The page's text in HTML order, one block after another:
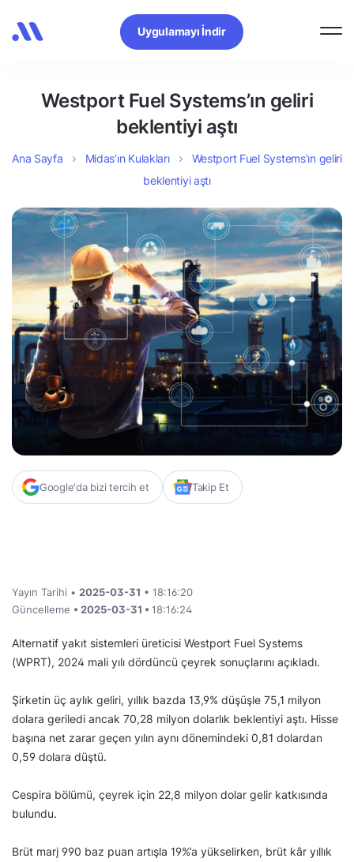
Uygulamayı İndir
Westport Fuel Systems’ın geliri
beklentiyi aştı
Ana Sayfa Midas’ın Kulakları
Westport Fuel Systems’ın geliri
beklentiyi aştı
Google'da bizi tercih et Takip Et
Yayın Tarihi • 2025-03-31 • 18:16:20
Güncelleme • 2025-03-31 • 18:16:24
Alternatif yakıt sistemleri üreticisi Westport Fuel Systems
(WPRT), 2024 mali yılı dördüncü çeyrek sonuçlarını açıkladı.
Şirketin üç aylık geliri, yıllık bazda 13,9% düşüşle 75,1 milyon
dolara geriledi ancak 70,28 milyon dolarlık beklentiyi aştı. Hisse
başına net zarar geçen yılın aynı dönemindeki 0,81 dolardan
0,59 dolara düştü.
Cespira bölümü, çeyrek için 22,8 milyon dolar gelir katkısında
bulundu.
Brüt marj 990 baz puan artışla 19%’a yükselirken, brüt kâr yıllık